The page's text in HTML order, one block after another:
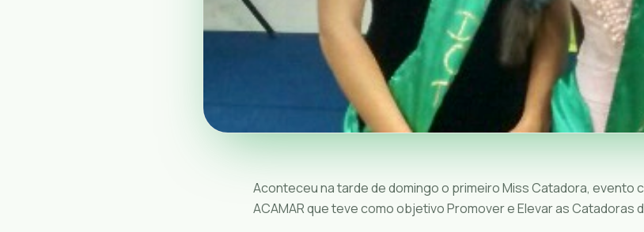
Aconteceu na tarde de domingo o primeiro Miss Catadora, evento
ACAMAR que teve como objetivo Promover e Elevar as Catadoras